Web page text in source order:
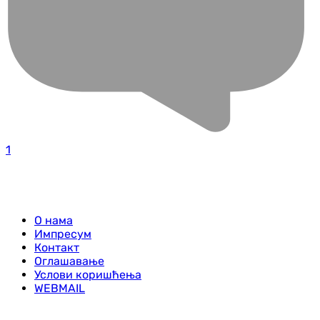
1
О нама
Импресум
Контакт
Оглашавање
Услови коришћења
WEBMAIL